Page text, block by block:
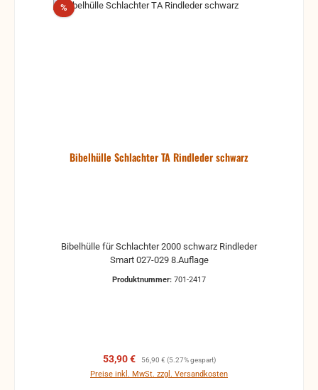
438-01528-0, 3-438-01528-5, 978-3-438-01534-1, 3-
%Rabatt
Bibelhülle Schlachter TA Rindleder schwarz
Bibelhülle für Schlachter 2000 schwarz Rindleder
Smart 027-029 8.Auflage
Produktnummer: 701-2417
Verkaufspreis:
53,90 € Regulärer Preis:
56,90 € (5.27% gespart)
Preise inkl. MwSt. zzgl. Versandkosten